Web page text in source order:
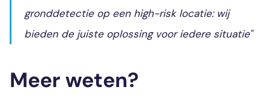
gronddetectie op een high-risk locatie: wij
bieden de juiste oplossing voor iedere situatie"
Meer weten?